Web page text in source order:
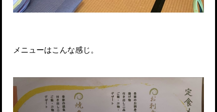
メニューはこんな感じ。